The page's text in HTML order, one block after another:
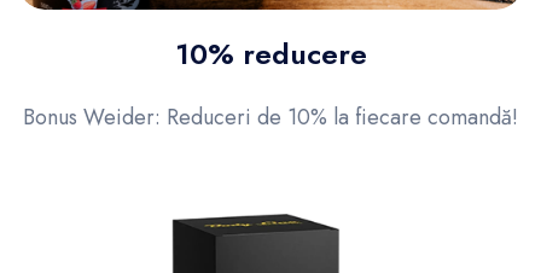
10% reducere
Bonus Weider: Reduceri de 10% la fiecare comandă!